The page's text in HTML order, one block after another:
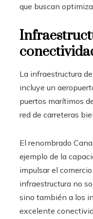
que buscan
La infraestructura
incluye un
puertos marítimos
red de carreteras
El renombrado
ejemplo de la
impulsar el
infraestructura no
sino también a los
excelente